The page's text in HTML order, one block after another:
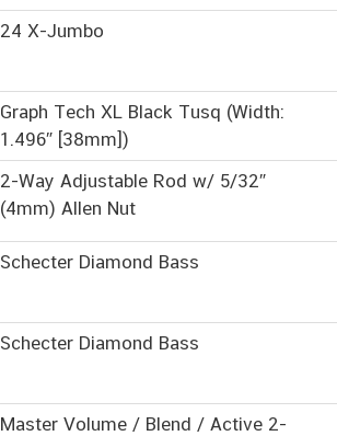
24 X-Jumbo
Graph Tech XL Black Tusq (Width:
1.496″ [38mm])
2-Way Adjustable Rod w/ 5/32″
(4mm) Allen Nut
Schecter Diamond Bass
Schecter Diamond Bass
Master Volume / Blend / Active 2-